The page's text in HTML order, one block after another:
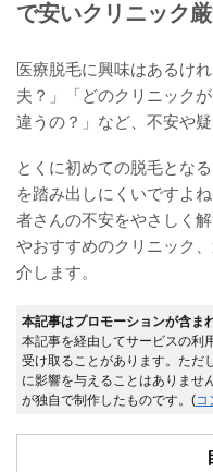
で安いクリニック
医療脱毛に興味はあるけ
夫？」「どのクリニック
違うの？」など、不安や
とくに初めての脱毛とな
を踏み出しにくいですよ
者さんの不安をやさしく
やおすすめのクリニック
介します。
本記事はプロモーションが含ま
本記事を経由してサービスの利
受け取ることがあります。ただ
に影響を与えることはありませ
が独自で制作したものです。(コ